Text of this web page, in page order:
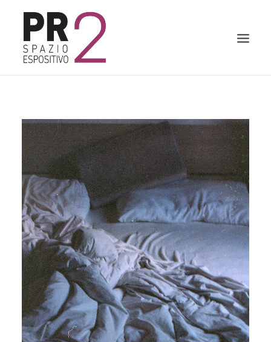
PR2
CAMERA WORK
AULA BLU
MOSTRE E WORKSHOP
BLOG
INFO